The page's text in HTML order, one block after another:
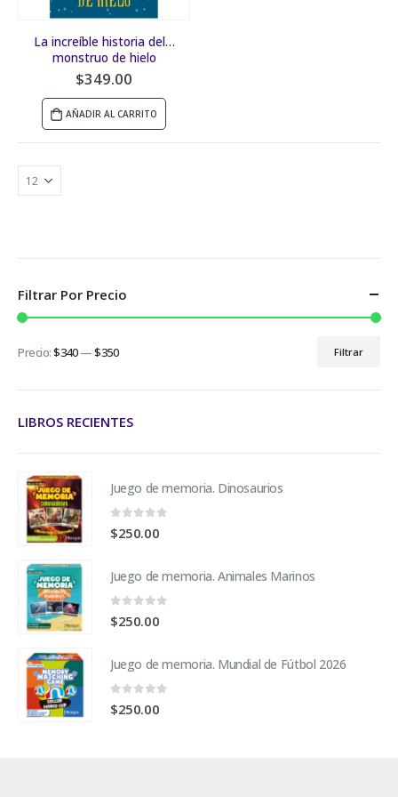
La increíble historia del…
monstruo de hielo
$349.00
AÑADIR AL CARRITO
Filtrar Por Precio
Filtrar
Precio:$340—$350
LIBROS RECIENTES
Juego de memoria. Dinosaurios
0
$250.00
Juego de memoria. Animales Marinos
0
$250.00
Juego de memoria. Mundial de Fútbol 2026
0
$250.00